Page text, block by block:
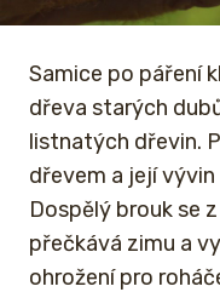
Samice po páření
dřeva starých
listnatých dřevin.
dřevem a její
Dospělý brouk se
přečkává zimu a
ohrožení pro